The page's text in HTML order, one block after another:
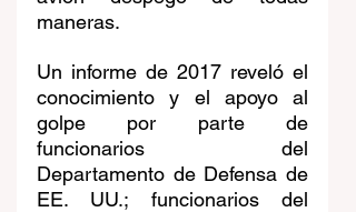
maneras.
Un informe de 2017 reveló el
conocimiento y el apoyo al
golpe por parte de
funcionarios del
Departamento de Defensa de
EE. UU.; funcionarios del